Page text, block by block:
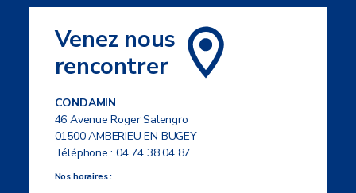
Venez nous
rencontrer
CONDAMIN
46 Avenue Roger Salengro
01500 AMBERIEU EN BUGEY
Téléphone :04 74 38 04 87
Nos horaires :